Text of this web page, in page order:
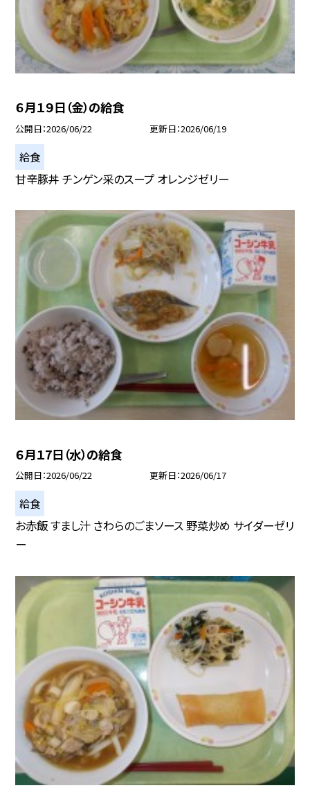
６月１９日（金）の給食
公開日 2026/06/22 更新日 2026/06/19
給食
甘辛豚丼 チンゲン采のスープ オレンジゼリー
６月１7日（水）の給食
公開日 2026/06/22 更新日 2026/06/17
給食
お赤飯 すまし汁 さわらのごまソース 野菜炒め サイダーゼリ
ー